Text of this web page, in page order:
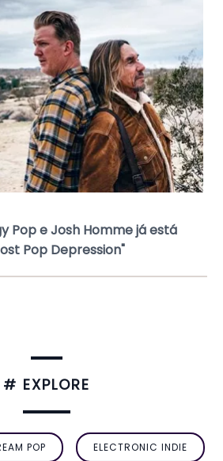
Pop e Josh Homme já está
Pop Depression"
# EXPLORE
POP ELECTRONIC INDIE